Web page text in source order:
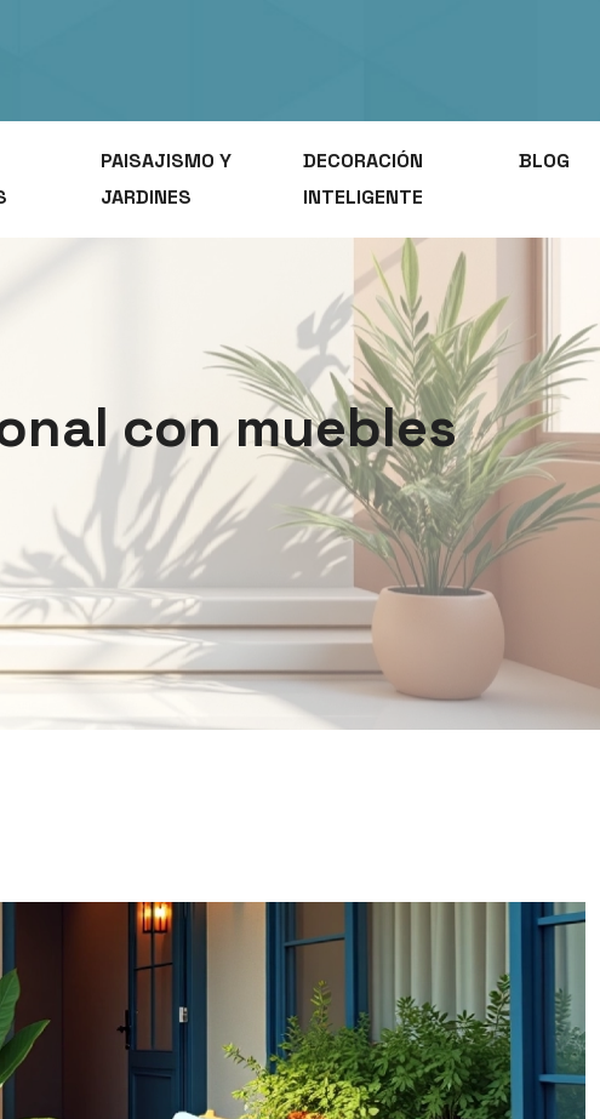
PAISAJISMO Y
JARDINES
DECORACIÓN
INTELIGENTE
BLOG
con muebles